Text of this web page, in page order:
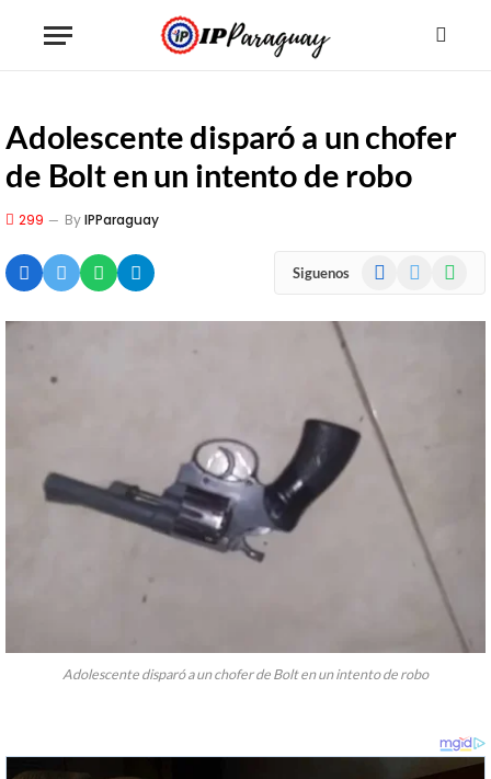
Adolescente disparó a un chofer
de Bolt en un intento de robo
299 ByIPParaguay
Siguenos Facebook
Adolescente disparó a un chofer de Bolt en un intento de robo